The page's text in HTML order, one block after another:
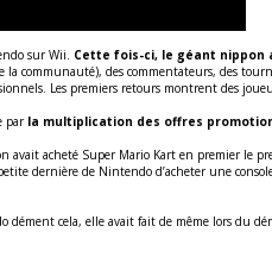
sur Wii. Cette fois-ci, le géant
communauté), des commentateurs, des
Les premiers retours montrent des
par la multiplication des offres
acheté Super Mario Kart en premier le
dernière de Nintendo d’acheter une
dément cela, elle avait fait de même lors du